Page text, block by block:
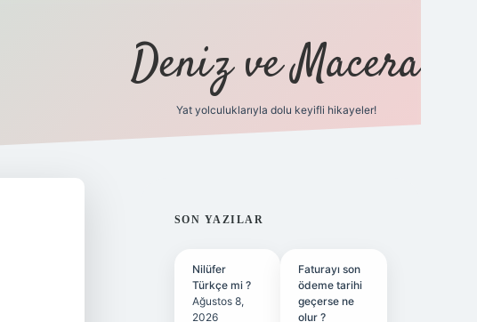
Deniz ve Macera
Yat yolculuklarıyla dolu keyifli hikayeler!
SIDEBAR
SON YAZILAR
Nilüfer
Türkçe mi ?
Ağustos 8,
2026
Faturayı son
ödeme tarihi
geçerse ne
olur ?